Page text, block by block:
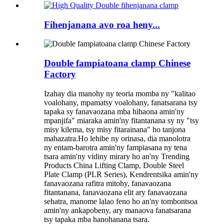
Fihenjanana avo roa heny...
Double fampiatoana clamp Chinese
Factory
Izahay dia manohy ny teoria momba ny "kalitao
voalohany, mpamatsy voalohany, fanatsarana tsy
tapaka sy fanavaozana mba hihaona amin'ny
mpanjifa" miaraka amin'ny fitantanana sy ny "tsy
misy kilema, tsy misy fitarainana" ho tanjona
mahazatra.Ho lehibe ny orinasa, dia manolotra
ny entam-barotra amin'ny fampiasana ny tena
tsara amin'ny vidiny mirary ho an'ny Trending
Products China Lifting Clamp, Double Steel
Plate Clamp (PLR Series), Kendrentsika amin'ny
fanavaozana rafitra mitohy, fanavaozana
fitantanana, fanavaozana elit ary fanavaozana
sehatra, manome lalao feno ho an'ny tombontsoa
amin'ny ankapobeny, ary manaova fanatsarana
tsy tapaka mba hanohanana tsara.